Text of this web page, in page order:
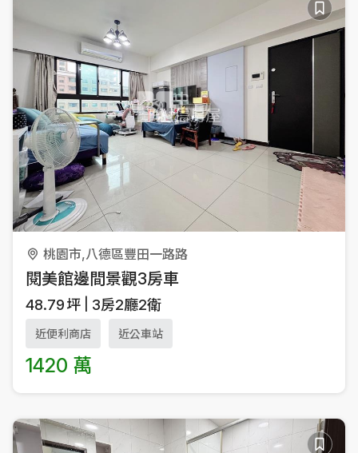
桃園市,八德區豐田一路路
閱美館邊間景觀3房車
48.79坪 3房2廳2衛
近便利商店 近公車站
1420 萬